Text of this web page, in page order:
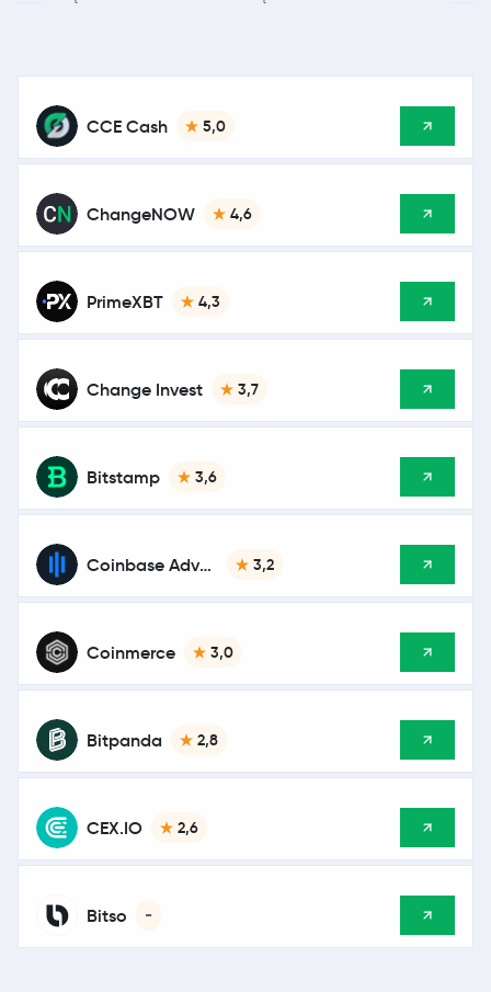
CCE Cash 5,0
ChangeNOW 4,6
PrimeXBT 4,3
Change Invest 3,7
Bitstamp 3,6
Coinbase Advanced 3,2
Coinmerce 3,0
Bitpanda 2,8
CEX.IO 2,6
Bitso -